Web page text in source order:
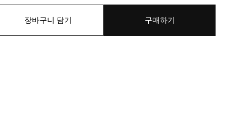
장바구니 담기 구매하기